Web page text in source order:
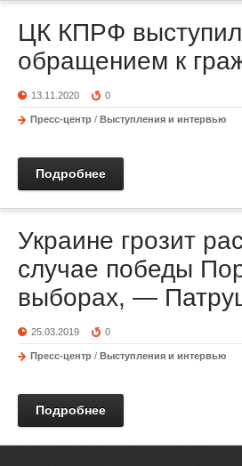
ЦК КПРФ
обращением к
13.11.2020 0
Пресс-центр / Выступления и интервью
Подробнее
Украине грозит
случае победы
выборах, —
25.03.2019 0
Пресс-центр / Выступления и интервью
Подробнее